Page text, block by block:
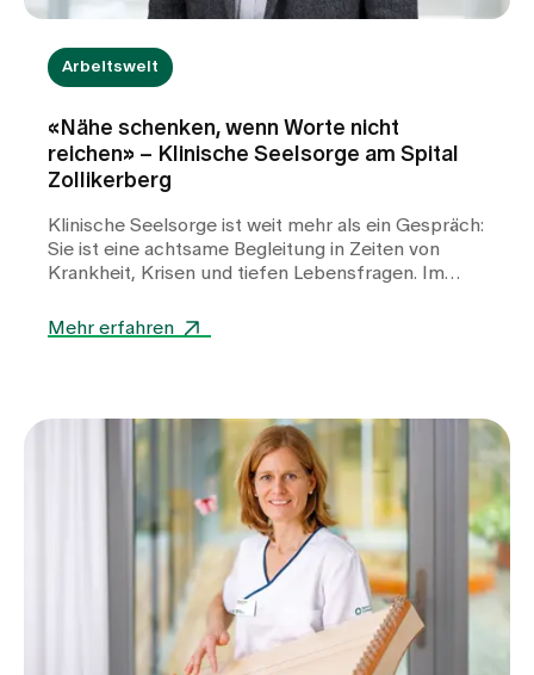
Arbeitswelt
«Nähe schenken, wenn Worte nicht
reichen» – Klinische Seelsorge am Spital
Zollikerberg
Klinische Seelsorge ist weit mehr als ein Gespräch:
Sie ist eine achtsame Begleitung in Zeiten von
Krankheit, Krisen und tiefen Lebensfragen. Im
Erfahrungen als Spitalseelsorger – von stillen
belastenden Situationen Halt, Trost und
Orientierung zu geben.
Mehr erfahren